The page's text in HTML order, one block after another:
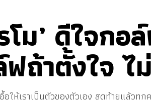
โม’ ดีใจก
ถ้าตั้งใจ ไ
อให้เราเป็นตัวของตัวเอง สุดท้ายแล้วทุ